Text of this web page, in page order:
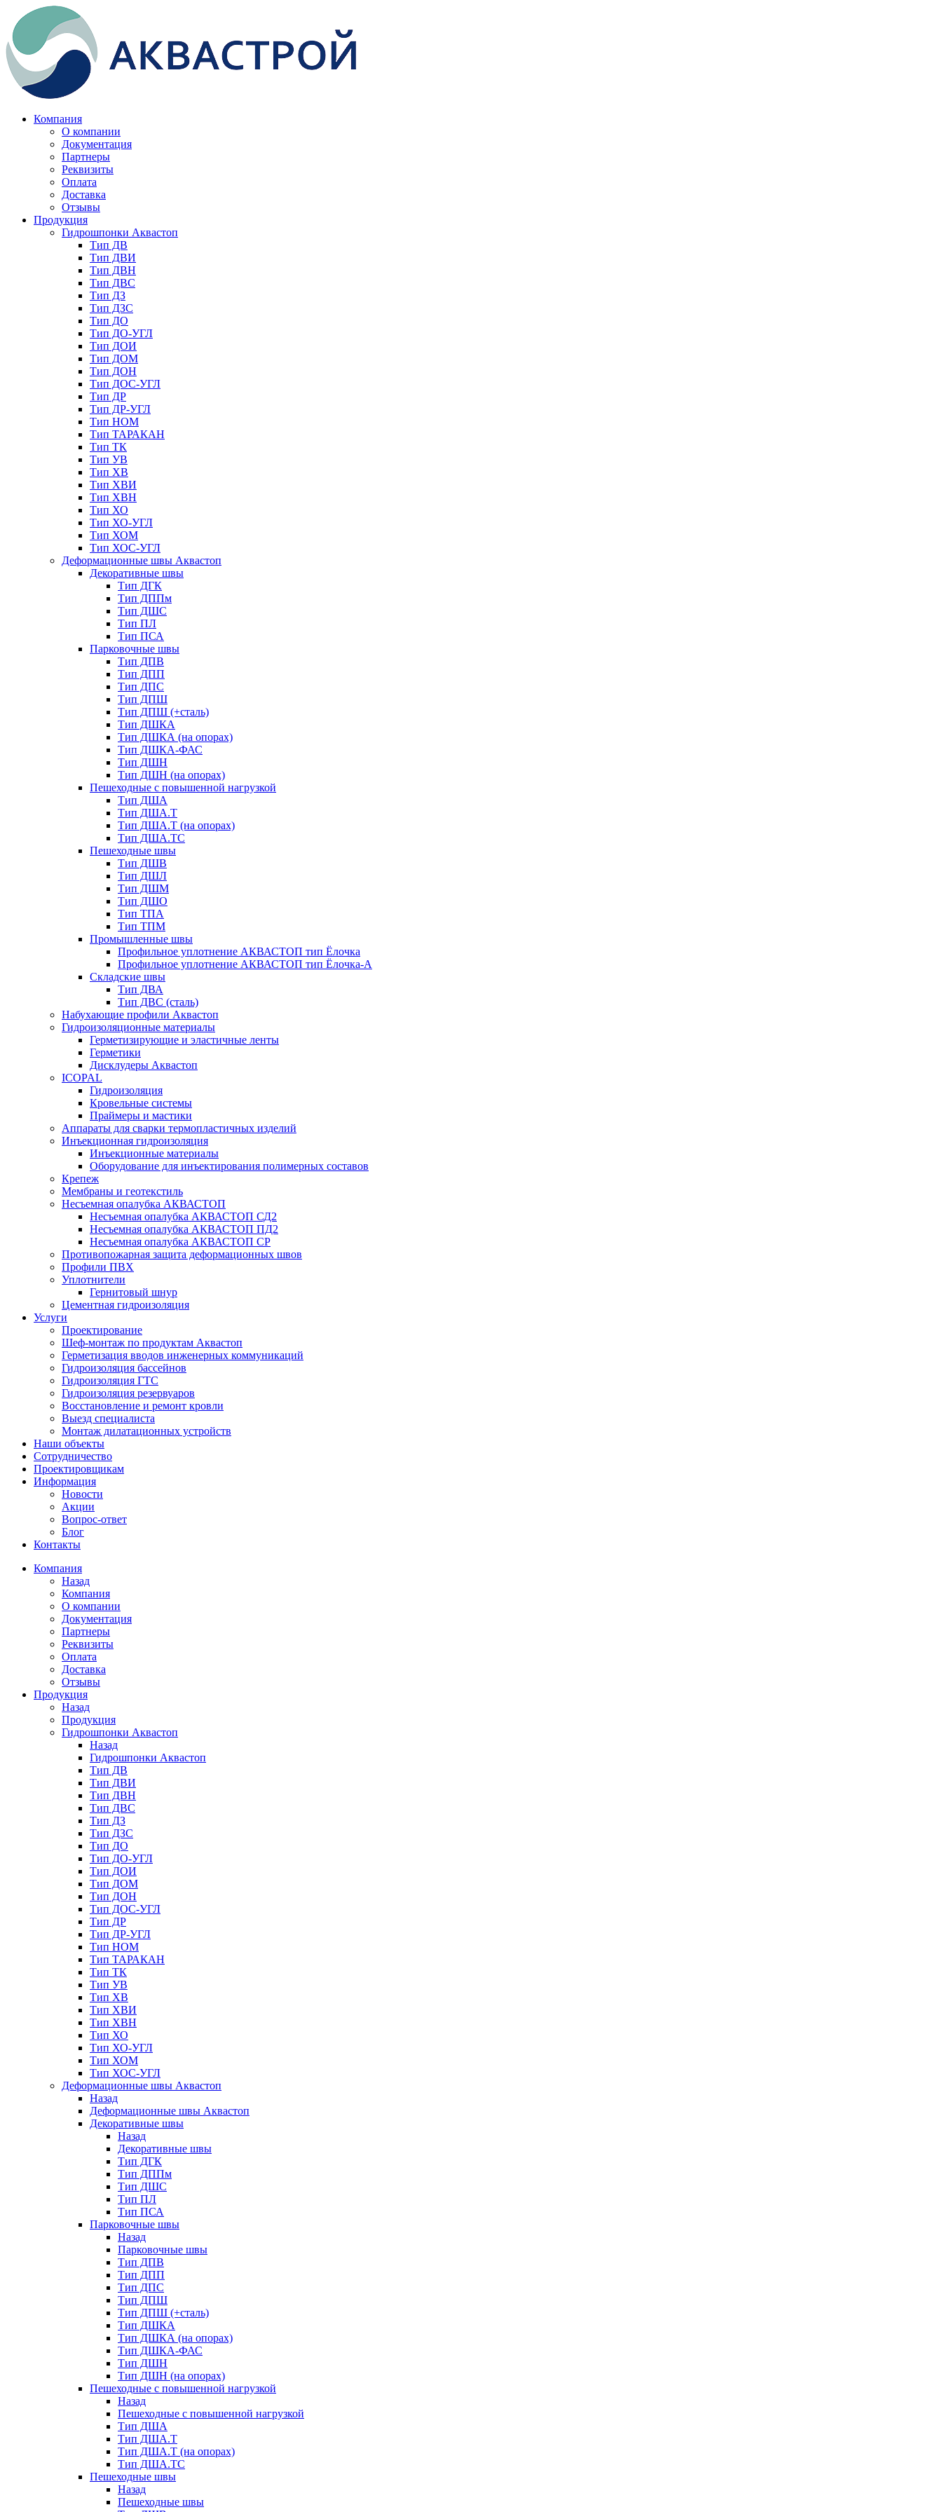
Компания
О компании
Документация
Партнеры
Реквизиты
Оплата
Доставка
Отзывы
Продукция
Гидрошпонки Аквастоп
Тип ДВ
Тип ДВИ
Тип ДВН
Тип ДВС
Тип ДЗ
Тип ДЗС
Тип ДО
Тип ДО-УГЛ
Тип ДОИ
Тип ДОМ
Тип ДОН
Тип ДОС-УГЛ
Тип ДР
Тип ДР-УГЛ
Тип НОМ
Тип ТАРАКАН
Тип ТК
Тип УВ
Тип ХВ
Тип ХВИ
Тип ХВН
Тип ХО
Тип ХО-УГЛ
Тип ХОМ
Тип ХОС-УГЛ
Деформационные швы Аквастоп
Декоративные швы
Тип ДГК
Тип ДППм
Тип ДШС
Тип ПЛ
Тип ПСА
Парковочные швы
Тип ДПВ
Тип ДПП
Тип ДПС
Тип ДПШ
Тип ДПШ (+сталь)
Тип ДШКА
Тип ДШКА (на опорах)
Тип ДШКА-ФАС
Тип ДШН
Тип ДШН (на опорах)
Пешеходные с повышенной нагрузкой
Тип ДША
Тип ДША.Т
Тип ДША.Т (на опорах)
Тип ДША.ТС
Пешеходные швы
Тип ДШВ
Тип ДШЛ
Тип ДШМ
Тип ДШО
Тип ТПА
Тип ТПМ
Промышленные швы
Профильное уплотнение АКВАСТОП тип Ёлочка
Профильное уплотнение АКВАСТОП тип Ёлочка-А
Складские швы
Тип ДВА
Тип ДВС (сталь)
Набухающие профили Аквастоп
Гидроизоляционные материалы
Герметизирующие и эластичные ленты
Герметики
Дисклудеры Аквастоп
ICOPAL
Гидроизоляция
Кровельные системы
Праймеры и мастики
Аппараты для сварки термопластичных изделий
Инъекционная гидроизоляция
Инъекционные материалы
Оборудование для инъектирования полимерных составов
Крепеж
Мембраны и геотекстиль
Несъемная опалубка АКВАСТОП
Несъемная опалубка АКВАСТОП СД2
Несъемная опалубка АКВАСТОП ПД2
Несъемная опалубка АКВАСТОП СР
Противопожарная защита деформационных швов
Профили ПВХ
Уплотнители
Гернитовый шнур
Цементная гидроизоляция
Услуги
Проектирование
Шеф-монтаж по продуктам Аквастоп
Герметизация вводов инженерных коммуникаций
Гидроизоляция бассейнов
Гидроизоляция ГТС
Гидроизоляция резервуаров
Восстановление и ремонт кровли
Выезд специалиста
Монтаж дилатационных устройств
Наши объекты
Сотрудничество
Проектировщикам
Информация
Новости
Акции
Вопрос-ответ
Блог
Контакты
Компания
Назад
Компания
О компании
Документация
Партнеры
Реквизиты
Оплата
Доставка
Отзывы
Продукция
Назад
Продукция
Гидрошпонки Аквастоп
Назад
Гидрошпонки Аквастоп
Тип ДВ
Тип ДВИ
Тип ДВН
Тип ДВС
Тип ДЗ
Тип ДЗС
Тип ДО
Тип ДО-УГЛ
Тип ДОИ
Тип ДОМ
Тип ДОН
Тип ДОС-УГЛ
Тип ДР
Тип ДР-УГЛ
Тип НОМ
Тип ТАРАКАН
Тип ТК
Тип УВ
Тип ХВ
Тип ХВИ
Тип ХВН
Тип ХО
Тип ХО-УГЛ
Тип ХОМ
Тип ХОС-УГЛ
Деформационные швы Аквастоп
Назад
Деформационные швы Аквастоп
Декоративные швы
Назад
Декоративные швы
Тип ДГК
Тип ДППм
Тип ДШС
Тип ПЛ
Тип ПСА
Парковочные швы
Назад
Парковочные швы
Тип ДПВ
Тип ДПП
Тип ДПС
Тип ДПШ
Тип ДПШ (+сталь)
Тип ДШКА
Тип ДШКА (на опорах)
Тип ДШКА-ФАС
Тип ДШН
Тип ДШН (на опорах)
Пешеходные с повышенной нагрузкой
Назад
Пешеходные с повышенной нагрузкой
Тип ДША
Тип ДША.Т
Тип ДША.Т (на опорах)
Тип ДША.ТС
Пешеходные швы
Назад
Пешеходные швы